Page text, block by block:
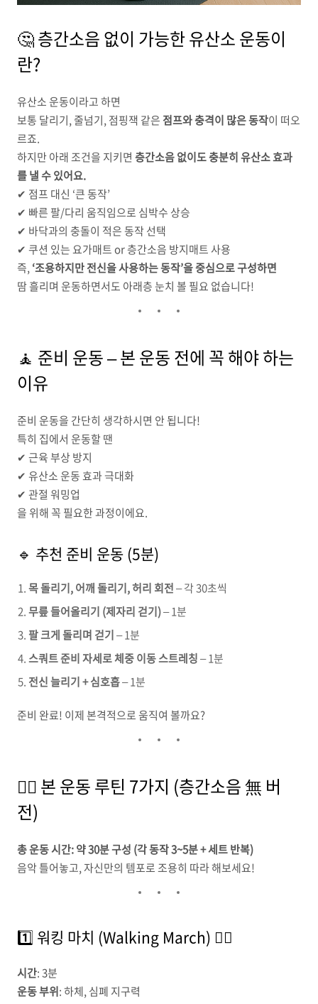
🤔 층간소음 없이 가능한 유산소 운동이
란?
유산소 운동이라고 하면
보통 달리기, 줄넘기, 점핑잭 같은 점프와 충격이 많은 동작이 떠오
르죠.
하지만 아래 조건을 지키면 층간소음 없이도 충분히 유산소 효과
를 낼 수 있어요.
✔ 점프 대신 ‘큰 동작’
✔ 빠른 팔/다리 움직임으로 심박수 상승
✔ 바닥과의 충돌이 적은 동작 선택
✔ 쿠션 있는 요가매트 or 층간소음 방지매트 사용
즉, ‘조용하지만 전신을 사용하는 동작’을 중심으로 구성하면
땀 흘리며 운동하면서도 아래층 눈치 볼 필요 없습니다!
🧘 준비 운동 – 본 운동 전에 꼭 해야 하는
이유
준비 운동을 간단히 생각하시면 안 됩니다!
특히 집에서 운동할 땐
✔ 근육 부상 방지
✔ 유산소 운동 효과 극대화
✔ 관절 워밍업
을 위해 꼭 필요한 과정이에요.
🔹 추천 준비 운동 (5분)
목 돌리기, 어깨 돌리기, 허리 회전– 각 30초씩
무릎 들어올리기 (제자리 걷기)– 1분
팔 크게 돌리며 걷기– 1분
스쿼트 준비 자세로 체중 이동 스트레칭– 1분
전신 늘리기 + 심호흡– 1분
준비 완료! 이제 본격적으로 움직여 볼까요?
🏃‍♀️ 본 운동 루틴 7가지 (층간소음 無 버
전)
총 운동 시간: 약 30분 구성 (각 동작 3~5분 + 세트 반복)
음악 틀어놓고, 자신만의 템포로 조용히 따라 해보세요!
1️⃣ 워킹 마치 (Walking March) 🚶‍♀️
시간: 3분
운동 부위: 하체, 심폐 지구력